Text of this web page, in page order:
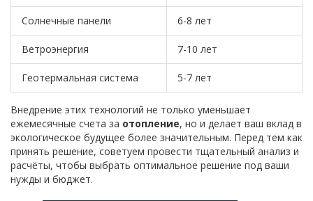
Солнечные панели 6-8 лет
Ветроэнергия 7-10 лет
Геотермальная система 5-7 лет
Внедрение этих технологий не только уменьшает
ежемесячные счета за отопление, но и делает ваш вклад в
экологическое будущее более значительным. Перед тем как
принять решение, советуем провести тщательный анализ и
расчёты, чтобы выбрать оптимальное решение под ваши
нужды и бюджет.